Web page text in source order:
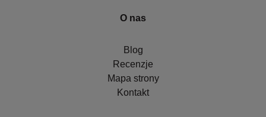
O nas
Blog
Recenzje
Mapa strony
Kontakt